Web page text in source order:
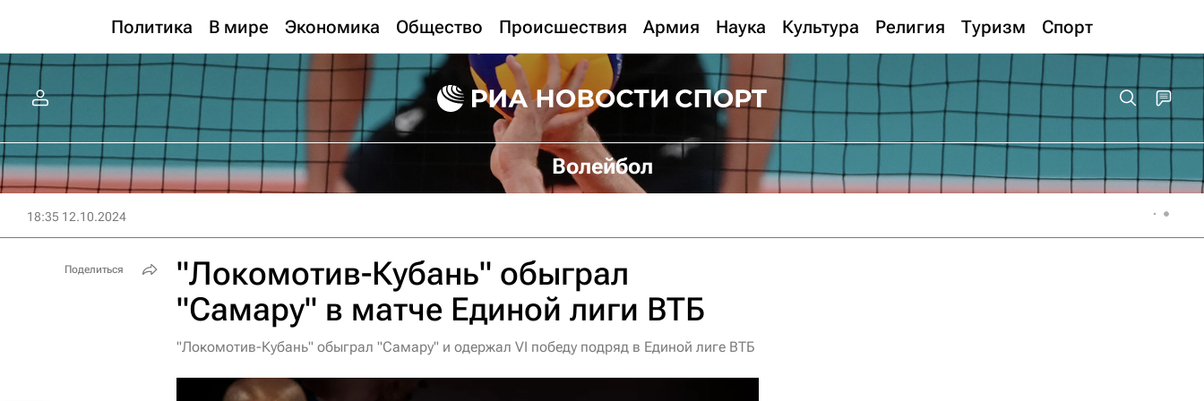
Политика В мире Экономика Общество Происшествия Армия Наука Культура Религия Туризм Спорт
Волейбол
18:35 12.10.2024
"Локомотив-Кубань" обыграл
"Самару" в матче Единой лиги ВТБ
"Локомотив-Кубань" обыграл "Самару" и одержал VI победу подряд в Единой лиге ВТБ
Поделиться